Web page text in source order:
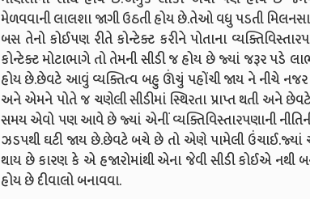
મેળવવાની લાલશા જાગી ઉઠતી હોય છે.તેઓ વધુ પડતી
બસ તેનો કોઈપણ રીતે કોન્ટેક્ટ કરીને પોતાના
કોન્ટેક્ટ મોટાભાગે તો તેમની સીડી જ હોય છે જ્યાં જરૂર પડે
હોય છે.છેવટે આવું વ્યક્તિત્વ બહુ ઊંચું પહોંચી જાય ને નીચે નજર
અને એમને પોતે જ ચણેલી સીડીમાં સ્થિરતા પ્રાપ્ત થતી અને
સમય એવો પણ આવે છે જ્યાં એનીં વ્યક્તિવિસ્તારપણાની
ઝડપથી ઘટી જાય છે.છેવટે બચે છે તો એણે પામેલી ઉંચાઈ.જ્યાં
થાય છે કારણ કે એ હજારોમાંથી એના જેવી સીડી કોઈએ નથી
હોય છે દીવાલો બનાવવા.